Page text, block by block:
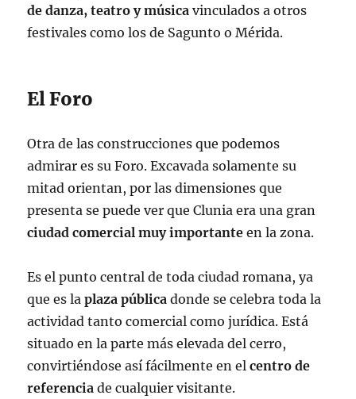
de danza, teatro y música vinculados a otros
festivales como los de Sagunto o Mérida.
El Foro
Otra de las construcciones que podemos
admirar es su Foro. Excavada solamente su
mitad orientan, por las dimensiones que
presenta se puede ver que Clunia era una gran
ciudad comercial muy importante en la zona.
Es el punto central de toda ciudad romana, ya
que es laplaza pública donde se celebra toda la
actividad tanto comercial como jurídica. Está
situado en la parte más elevada del cerro,
convirtiéndose así fácilmente en elcentro de
referencia de cualquier visitante.